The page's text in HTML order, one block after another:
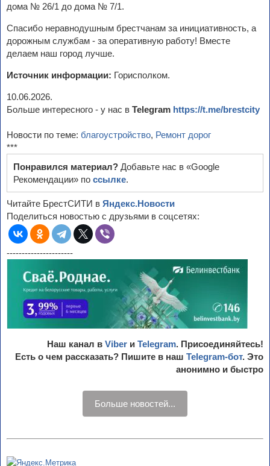
дома № 26/1 до дома № 7/1.
Спасибо неравнодушным брестчанам за инициативность, а
дорожным службам - за оперативную работу! Вместе
делаем наш город лучше.
Источник информации: Горисполком.
10.06.2026.
Больше интересного - у нас в Telegram https://t.me/brestcity
Новости по теме: благоустройство, Ремонт дорог
***
Понравился материал? Добавьте нас в «Google
Рекомендации» по ссылке.
Читайте БрестСИТИ в Яндекс.Новости
Поделиться новостью с друзьями в соцсетях:
----------------------
Наш канал в Viber и Telegram. Присоединяйтесь!
Есть о чем рассказать? Пишите в наш Telegram-бот. Это
анонимно и быстро
Больше новостей...